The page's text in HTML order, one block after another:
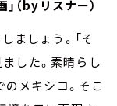
（byリスナー）
ましょう。「そ
ました。素晴らし
メキシコ。そこ